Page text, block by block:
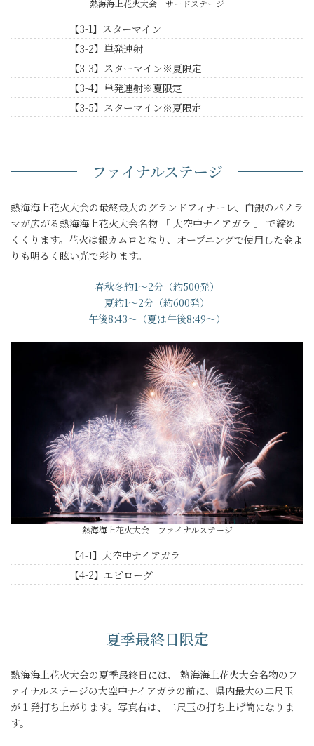
熱海海上花火大会 サードステージ
【3-1】スターマイン
【3-2】単発連射
【3-3】スターマイン※夏限定
【3-4】単発連射※夏限定
【3-5】スターマイン※夏限定
ファイナルステージ
熱海海上花火大会の最終最大のグランドフィナーレ、白銀のパノラ
マが広がる熱海海上花火大会名物 「 大空中ナイアガラ 」 で締め
くくります。花火は銀カムロとなり、オープニングで使用した金よ
りも明るく眩い光で彩ります。
春秋冬約1～2分（約500発）
夏約1～2分（約600発）
午後8:43～（夏は午後8:49～）
熱海海上花火大会 ファイナルステージ
【4-1】大空中ナイアガラ
【4-2】エピローグ
夏季最終日限定
熱海海上花火大会の夏季最終日には、 熱海海上花火大会名物のフ
ァイナルステージの大空中ナイアガラの前に、県内最大の二尺玉
が１発打ち上がります。写真右は、二尺玉の打ち上げ筒になりま
す。